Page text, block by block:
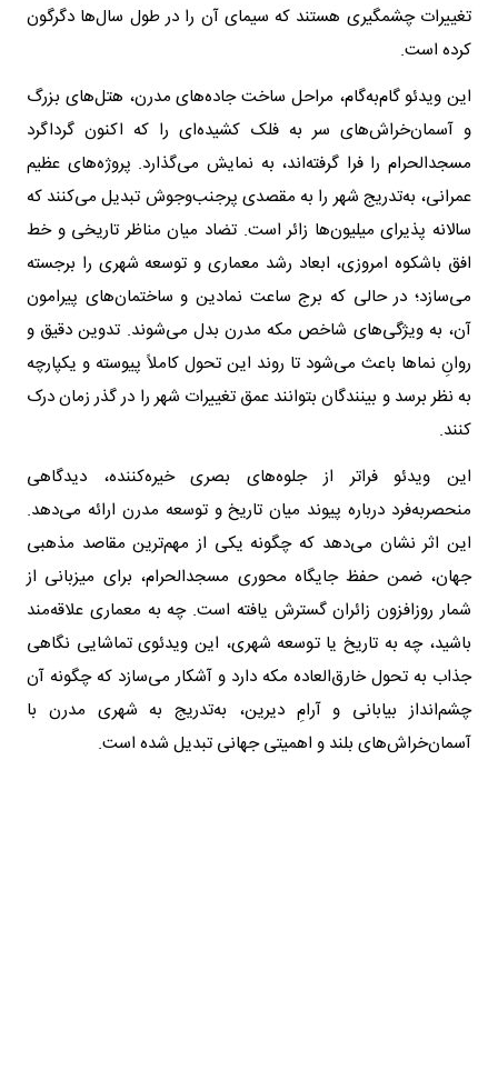
تغییرات چشمگیری هستند که سیمای آن را در طول سال‌ها دگرگون
کرده است.
این ویدئو گام‌به‌گام، مراحل ساخت جاده‌های مدرن، هتل‌های بزرگ
و آسمان‌خراش‌های سر به فلک کشیده‌ای را که اکنون گرداگرد
مسجدالحرام را فرا گرفته‌اند، به نمایش می‌گذارد. پروژه‌های عظیم
عمرانی، به‌تدریج شهر را به مقصدی پرجنب‌وجوش تبدیل می‌کنند که
سالانه پذیرای میلیون‌ها زائر است. تضاد میان مناظر تاریخی و خط
افق باشکوه امروزی، ابعاد رشد معماری و توسعه شهری را برجسته
می‌سازد؛ در حالی که برج ساعت نمادین و ساختمان‌های پیرامون
آن، به ویژگی‌های شاخص مکه مدرن بدل می‌شوند. تدوین دقیق و
روانِ نماها باعث می‌شود تا روند این تحول کاملاً پیوسته و یکپارچه
به نظر برسد و بینندگان بتوانند عمق تغییرات شهر را در گذر زمان درک
کنند.
این ویدئو فراتر از جلوه‌های بصری خیره‌کننده، دیدگاهی
منحصر‌به‌فرد درباره پیوند میان تاریخ و توسعه مدرن ارائه می‌دهد.
این اثر نشان می‌دهد که چگونه یکی از مهم‌ترین مقاصد مذهبی
جهان، ضمن حفظ جایگاه محوری مسجدالحرام، برای میزبانی از
شمار روزافزون زائران گسترش یافته است. چه به معماری علاقه‌مند
باشید، چه به تاریخ یا توسعه شهری، این ویدئوی تماشایی نگاهی
جذاب به تحول خارق‌العاده مکه دارد و آشکار می‌سازد که چگونه آن
چشم‌انداز بیابانی و آرامِ دیرین، به‌تدریج به شهری مدرن با
آسمان‌خراش‌های بلند و اهمیتی جهانی تبدیل شده است.